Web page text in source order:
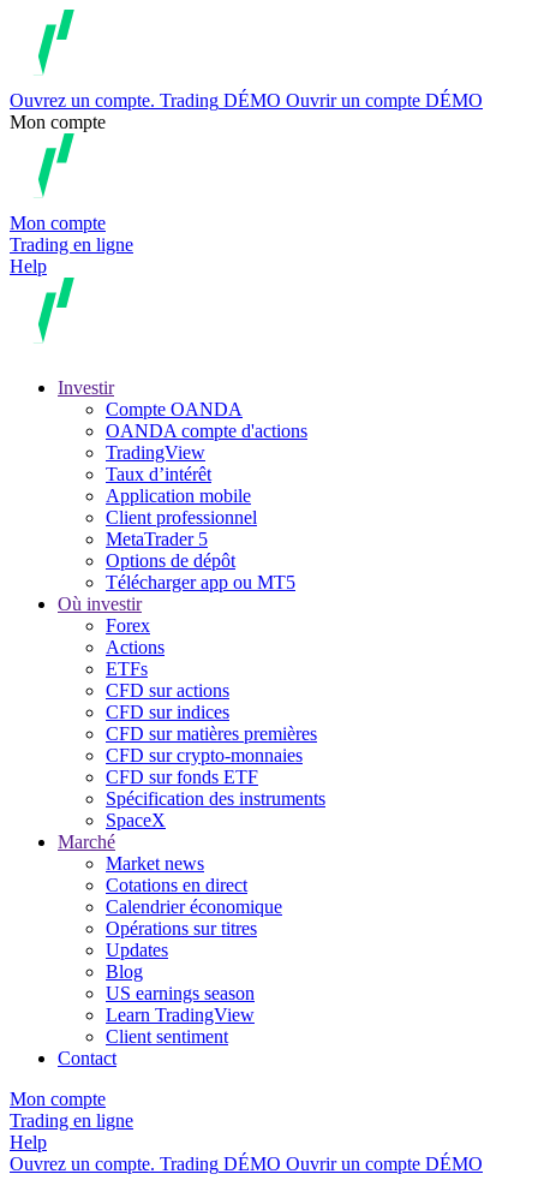
Ouvrez un compte. Trading DÉMO Ouvrir un compte DÉMO
Mon compte
Mon compte
Trading en ligne
Help
Investir
Compte OANDA
OANDA compte d'actions
TradingView
Taux d’intérêt
Application mobile
Client professionnel
MetaTrader 5
Options de dépôt
Télécharger app ou MT5
Où investir
Forex
Actions
ETFs
CFD sur actions
CFD sur indices
CFD sur matières premières
CFD sur crypto-monnaies
CFD sur fonds ETF
Spécification des instruments
SpaceX
Marché
Market news
Cotations en direct
Calendrier économique
Opérations sur titres
Updates
Blog
US earnings season
Learn TradingView
Client sentiment
Contact
Mon compte
Trading en ligne
Help
Ouvrez un compte. Trading DÉMO Ouvrir un compte DÉMO